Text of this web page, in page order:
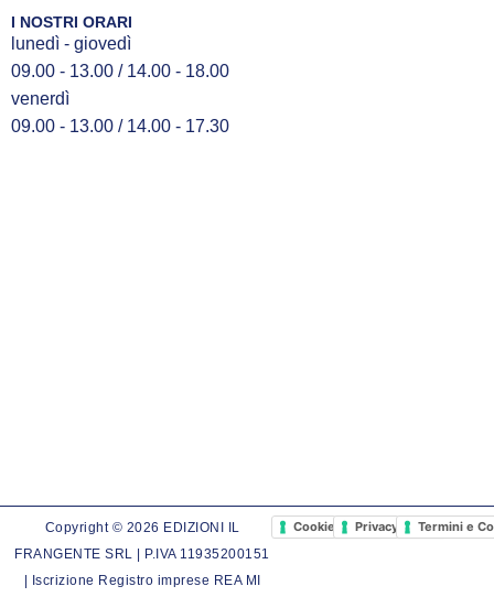
I NOSTRI ORARI
lunedì - giovedì
09.00 - 13.00 / 14.00 - 18.00
venerdì
09.00 - 13.00 / 14.00 - 17.30
Copyright © 2026 EDIZIONI IL
FRANGENTE SRL | P.IVA 11935200151
| Iscrizione Registro imprese REA MI
Cookie PolicyPrivacy PolicyTermini e